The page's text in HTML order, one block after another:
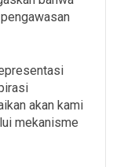
akan kami
mekanisme